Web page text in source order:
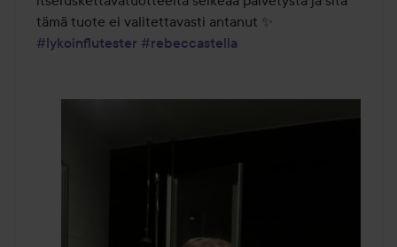
#lykoinflutester #rebeccastella